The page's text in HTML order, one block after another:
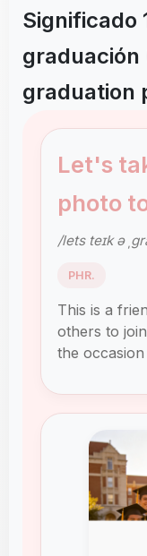
Significado
graduación
graduation
Let's
photo
/lets teɪk ə
PHR.
This is a
others to
the